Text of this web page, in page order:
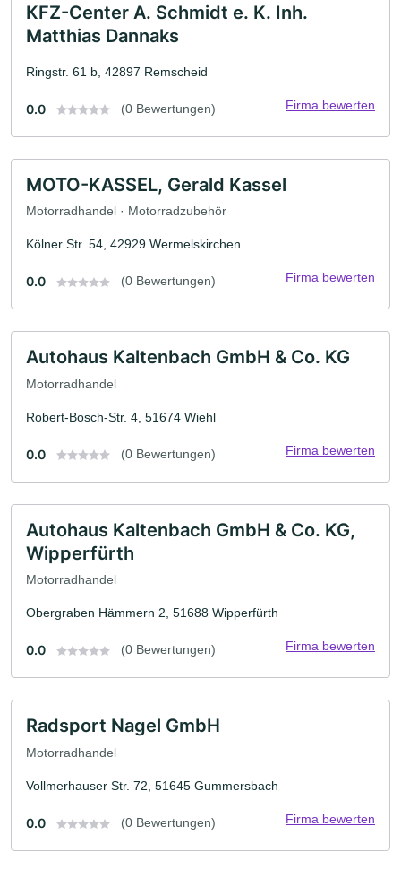
KFZ-Center A. Schmidt e. K. Inh.
Matthias Dannaks
Ringstr. 61 b, 42897 Remscheid
0.0 (0 Bewertungen) Firma bewerten
MOTO-KASSEL, Gerald Kassel
Motorradhandel · Motorradzubehör
Kölner Str. 54, 42929 Wermelskirchen
0.0 (0 Bewertungen) Firma bewerten
Autohaus Kaltenbach GmbH & Co. KG
Motorradhandel
Robert-Bosch-Str. 4, 51674 Wiehl
0.0 (0 Bewertungen) Firma bewerten
Autohaus Kaltenbach GmbH & Co. KG,
Wipperfürth
Motorradhandel
Obergraben Hämmern 2, 51688 Wipperfürth
0.0 (0 Bewertungen) Firma bewerten
Radsport Nagel GmbH
Motorradhandel
Vollmerhauser Str. 72, 51645 Gummersbach
0.0 (0 Bewertungen) Firma bewerten